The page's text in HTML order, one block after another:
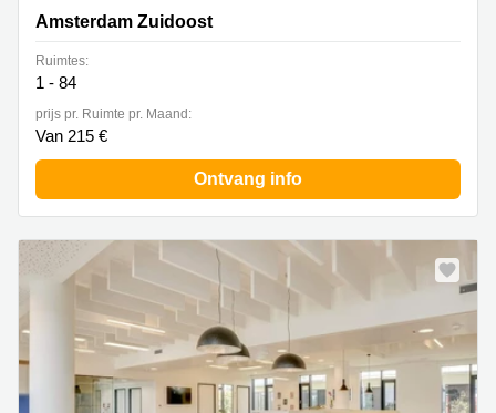
Zuidoost
Amsterdam Zuidoost
Ruimtes:
1 - 84
prijs pr. Ruimte pr. Maand:
Van 215 €
Ontvang info